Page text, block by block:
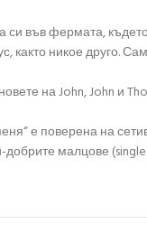
във фермата,
никое друго.
на John, John и
е поверена на
малцове